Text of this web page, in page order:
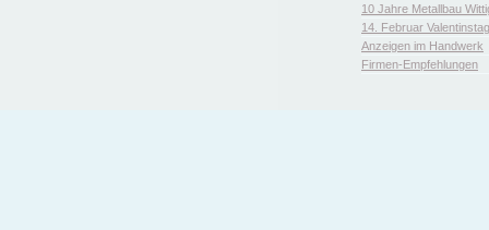
10 Jahre Metallbau
14. Februar
Anzeigen im Handwerk
Firmen-Empfehlungen